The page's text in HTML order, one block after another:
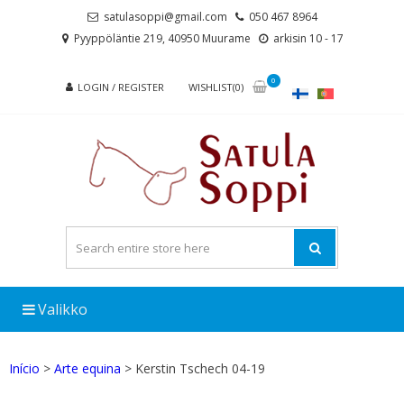
satulasoppi@gmail.com
050 467 8964
Pyyppöläntie 219, 40950 Muurame
arkisin 10 - 17
LOGIN / REGISTER WISHLIST(0)
0
Valikko
Início > Arte equina > Kerstin Tschech 04-19